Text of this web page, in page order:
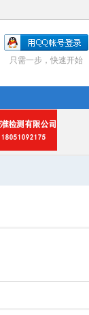
只需一步，快速开始